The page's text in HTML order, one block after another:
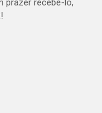
prazer recebe-lo,